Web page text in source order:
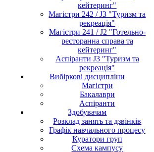
кейтеринг"
Магістри 242 / J3 "Туризм та
рекреація"
Магістри 241 / J2 "Готельно-
ресторанна справа та
кейтеринг"
Аспіранти J3 "Туризм та
рекреація"
Вибіркові дисципліни
Магістри
Бакалаври
Аспіранти
Здобувачам
Розклад занять та дзвінків
Графік навчального процесу
Куратори груп
Схема кампусу